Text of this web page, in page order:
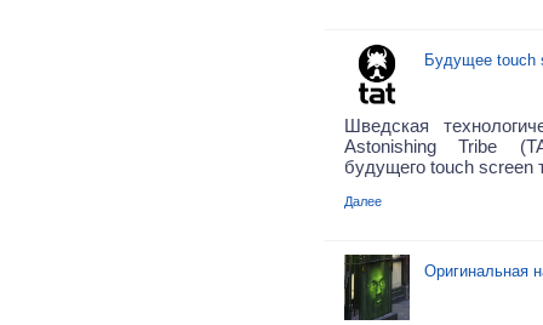
Будущее touch
Шведская
Astonishing Tribe
будущего touch screen
Далее
Оригинальная